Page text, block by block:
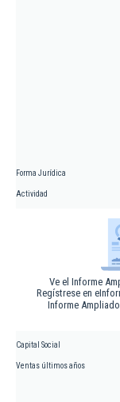
Forma Jurídica
Actividad
Ve el Informe
Regístrese en
Informe
Capital Social
Ventas últimos años